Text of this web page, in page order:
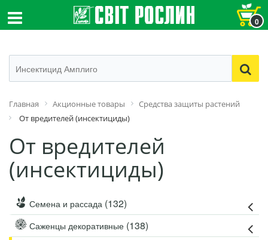
0
Главная Акционные товары
Средства защиты растений
От вредителей (инсектициды)
От вредителей
(инсектициды)
Семена и рассада (132)
Саженцы декоративные (138)